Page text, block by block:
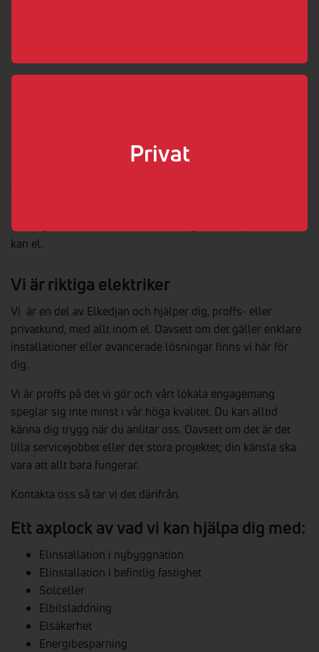
Privat
Välj som min elektriker
Vi hjälper dig med elen!
Så länge det handlar om el kan vi säga att vi är proffs. Vi
kan el.
Vi är riktiga elektriker
Vi är en del av Elkedjan och hjälper dig, proffs- eller
privatkund, med allt inom el. Oavsett om det gäller enklare
installationer eller avancerade lösningar finns vi här för
dig.
Vi är proffs på det vi gör och vårt lokala engagemang
speglar sig inte minst i vår höga kvalitet. Du kan alltid
känna dig trygg när du anlitar oss. Oavsett om det är det
lilla servicejobbet eller det stora projektet; din känsla ska
vara att allt bara fungerar.
Kontakta oss så tar vi det därifrån.
Ett axplock av vad vi kan hjälpa dig med:
Elinstallation i nybyggnation
Elinstallation i befintlig fastighet
Solceller
Elbilsladdning
Elsäkerhet
Energibesparning